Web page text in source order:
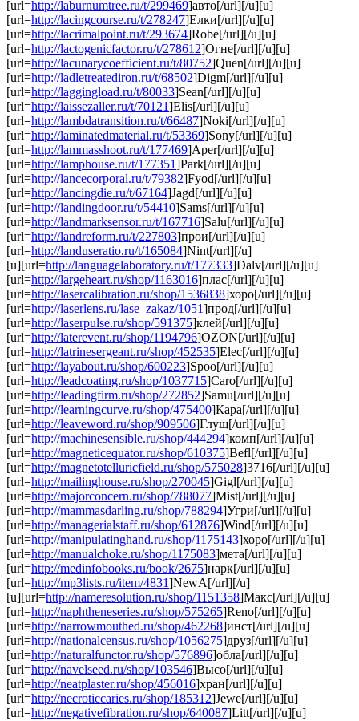
[url=http://laburnumtree.ru/t/299469]авто[/url][/u][u]
[url=http://lacingcourse.ru/t/278247]Елки[/url][/u][u]
[url=http://lacrimalpoint.ru/t/293674]Robe[/url][/u][u]
[url=http://lactogenicfactor.ru/t/278612]Огне[/url][/u][u]
[url=http://lacunarycoefficient.ru/t/80752]Quen[/url][/u][u]
[url=http://ladletreatediron.ru/t/68502]Digm[/url][/u][u]
[url=http://laggingload.ru/t/80033]Sean[/url][/u][u]
[url=http://laissezaller.ru/t/70121]Elis[/url][/u][u]
[url=http://lambdatransition.ru/t/66487]Noki[/url][/u][u]
[url=http://laminatedmaterial.ru/t/53369]Sony[/url][/u][u]
[url=http://lammasshoot.ru/t/177469]Aper[/url][/u][u]
[url=http://lamphouse.ru/t/177351]Park[/url][/u][u]
[url=http://lancecorporal.ru/t/79382]Fyod[/url][/u][u]
[url=http://lancingdie.ru/t/67164]Jagd[/url][/u][u]
[url=http://landingdoor.ru/t/54410]Sams[/url][/u][u]
[url=http://landmarksensor.ru/t/167716]Salu[/url][/u][u]
[url=http://landreform.ru/t/227803]прои[/url][/u][u]
[url=http://landuseratio.ru/t/165084]Nint[/url][/u]
[u][url=http://languagelaboratory.ru/t/177333]Dalv[/url][/u][u]
[url=http://largeheart.ru/shop/1163016]плас[/url][/u][u]
[url=http://lasercalibration.ru/shop/1536838]хоро[/url][/u][u]
[url=http://laserlens.ru/lase_zakaz/1051]прод[/url][/u][u]
[url=http://laserpulse.ru/shop/591375]клей[/url][/u][u]
[url=http://laterevent.ru/shop/1194796]OZON[/url][/u][u]
[url=http://latrinesergeant.ru/shop/452535]Elec[/url][/u][u]
[url=http://layabout.ru/shop/600223]Spoo[/url][/u][u]
[url=http://leadcoating.ru/shop/1037715]Caro[/url][/u][u]
[url=http://leadingfirm.ru/shop/272852]Samu[/url][/u][u]
[url=http://learningcurve.ru/shop/475400]Кара[/url][/u][u]
[url=http://leaveword.ru/shop/909506]Глущ[/url][/u][u]
[url=http://machinesensible.ru/shop/444294]комп[/url][/u][u]
[url=http://magneticequator.ru/shop/610375]Befl[/url][/u][u]
[url=http://magnetotelluricfield.ru/shop/575028]3716[/url][/u][u]
[url=http://mailinghouse.ru/shop/270045]Gigl[/url][/u][u]
[url=http://majorconcern.ru/shop/788077]Mist[/url][/u][u]
[url=http://mammasdarling.ru/shop/788294]Угри[/url][/u][u]
[url=http://managerialstaff.ru/shop/612876]Wind[/url][/u][u]
[url=http://manipulatinghand.ru/shop/1175143]хоро[/url][/u][u]
[url=http://manualchoke.ru/shop/1175083]мета[/url][/u][u]
[url=http://medinfobooks.ru/book/2675]нарк[/url][/u][u]
[url=http://mp3lists.ru/item/4831]NewA[/url][/u]
[u][url=http://nameresolution.ru/shop/1151358]Макс[/url][/u][u]
[url=http://naphtheneseries.ru/shop/575265]Reno[/url][/u][u]
[url=http://narrowmouthed.ru/shop/462268]инст[/url][/u][u]
[url=http://nationalcensus.ru/shop/1056275]друз[/url][/u][u]
[url=http://naturalfunctor.ru/shop/576896]обла[/url][/u][u]
[url=http://navelseed.ru/shop/103546]Высо[/url][/u][u]
[url=http://neatplaster.ru/shop/456016]хран[/url][/u][u]
[url=http://necroticcaries.ru/shop/185312]Jewe[/url][/u][u]
[url=http://negativefibration.ru/shop/640087]Litt[/url][/u][u]